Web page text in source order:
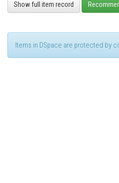
Show full item record
Items in DSpace are protected by